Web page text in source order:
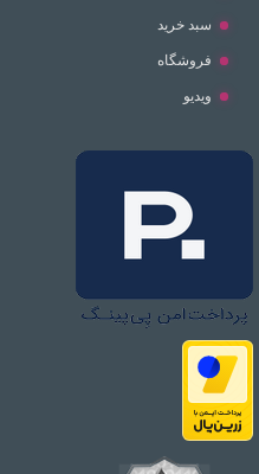
سبد خرید
فروشگاه
ویدیو